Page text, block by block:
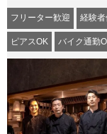
フリーター歓迎 経験者
ピアスOK バイク通勤